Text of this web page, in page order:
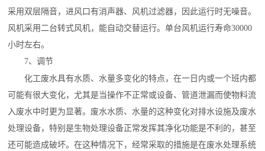
采用双层隔音，进风口有消声器、风机过滤器，因此运行时无噪音。
风机采用二台转式风机，能自动交替运行。单台风机运行寿命30000
小时左右。
7、调节
化工废水具有水质、水量多变化的特点，在一日内或一个班内都
可能有很大变化，尤其是当操作不正常或设备、管道泄漏而使物料流
入废水中时更为显著。 废水水质、水量的这种变化对排水设施及废水
处理设备，特别是生物处理设备正常发挥其净化功能是不利的，甚至
还可能造成破坏。在这种情况下，经常采取的措施是在废水处理系统